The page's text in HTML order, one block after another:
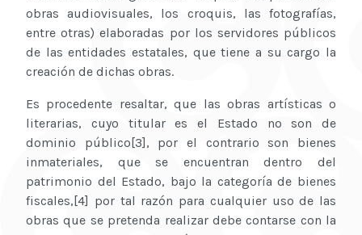
obras audiovisuales, los croquis, las fotografías,
entre otras) elaboradas por los servidores públicos
de las entidades estatales, que tiene a su cargo la
creación de dichas obras.
Es procedente resaltar, que las obras artísticas o
literarias, cuyo titular es el Estado no son de
dominio público[3], por el contrario son bienes
inmateriales, que se encuentran dentro del
patrimonio del Estado, bajo la categoría de bienes
fiscales,[4] por tal razón para cualquier uso de las
obras que se pretenda realizar debe contarse con la